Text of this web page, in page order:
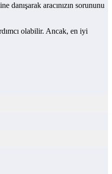
danışarak aracınızın sorununu
olabilir. Ancak, en iyi